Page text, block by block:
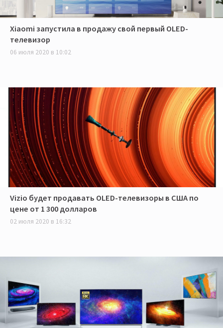
Xiaomi запустила в продажу свой первый OLED-
телевизор
06 июля 2020 в 10:02
Vizio будет продавать OLED-телевизоры в США по
цене от 1 300 долларов
02 июля 2020 в 16:32